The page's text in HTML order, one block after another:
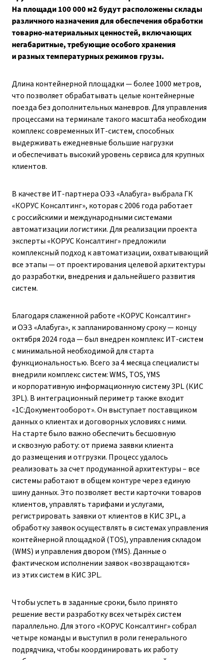
На площади 100 000 м2 будут расположены склады
различного назначения для обеспечения обработки
товарно-материальных ценностей, включающих
негабаритные, требующие особого хранения
и разных температурных режимов грузы.
Длина контейнерной площадки — более 1000 метров,
что позволяет обрабатывать целые контейнерные
поезда без дополнительных маневров. Для управления
процессами на терминале такого масштаба необходим
комплекс современных ИТ-систем, способных
выдерживать ежедневные большие нагрузки
и обеспечивать высокий уровень сервиса для крупных
клиентов.
В качестве ИТ-партнера ОЭЗ «Алабуга» выбрала ГК
«КОРУС Консалтинг», которая с 2006 года работает
с российскими и международными системами
автоматизации логистики. Для реализации проекта
эксперты «КОРУС Консалтинг» предложили
комплексный подход к автоматизации, охватывающий
все этапы — от проектирования целевой архитектуры
до разработки, внедрения и дальнейшего развития
систем.
Благодаря слаженной работе «КОРУС Консалтинг»
и ОЭЗ «Алабуга», к запланированному сроку — концу
октября 2024 года — был внедрен комплекс ИТ-систем
с минимальной необходимой для старта
функциональностью. Всего за 4 месяца специалисты
внедрили комплекс систем: WMS, TOS, YMS
и корпоративную информационную систему 3PL (КИС
3PL). В интеграционный периметр также входит
«1С:Документооборот». Он выступает поставщиком
данных о клиентах и договорных условиях с ними.
На старте было важно обеспечить бесшовную
и сквозную работу: от приема заявки клиента
до размещения и отгрузки. Процесс удалось
реализовать за счет продуманной архитектуры – все
системы работают в общем контуре через единую
шину данных. Это позволяет вести карточки товаров
клиентов, управлять тарифами и услугами,
регистрировать заявки от клиентов в КИС 3PL, а
обработку заявок осуществлять в системах управления
контейнерной площадкой (TOS), управления складом
(WMS) и управления двором (YMS). Данные о
фактическом исполнении заявок «возвращаются»
из этих систем в КИС 3PL.
Чтобы успеть в заданные сроки, было принято
решение вести разработку всех четырёх систем
параллельно. Для этого «КОРУС Консалтинг» собрал
четыре команды и выступил в роли генерального
подрядчика, чтобы координировать их работу